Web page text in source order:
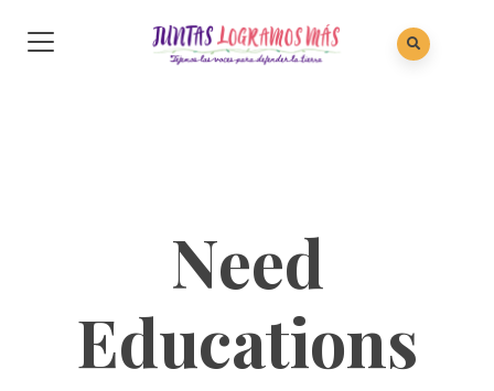
Need
Educations